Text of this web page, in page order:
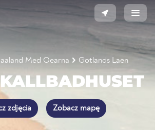
Med Oearna Gotlands Laen
zdjęcia Zobacz mapę